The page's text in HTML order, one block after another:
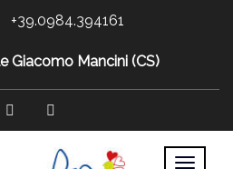
+39.0984.394161
Giacomo Mancini (CS)